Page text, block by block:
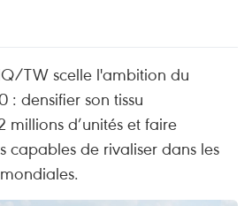
TW scelle l'ambition du
: densifier son tissu
millions d’unités et faire
capables de rivaliser dans les